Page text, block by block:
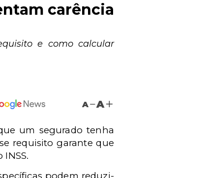
carência
e como calcular
A A
um segurado tenha
requisito garante que